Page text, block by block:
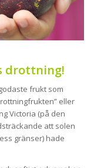
drottning!
frukt som
eller
Victoria (på den
att solen
gränser) hade